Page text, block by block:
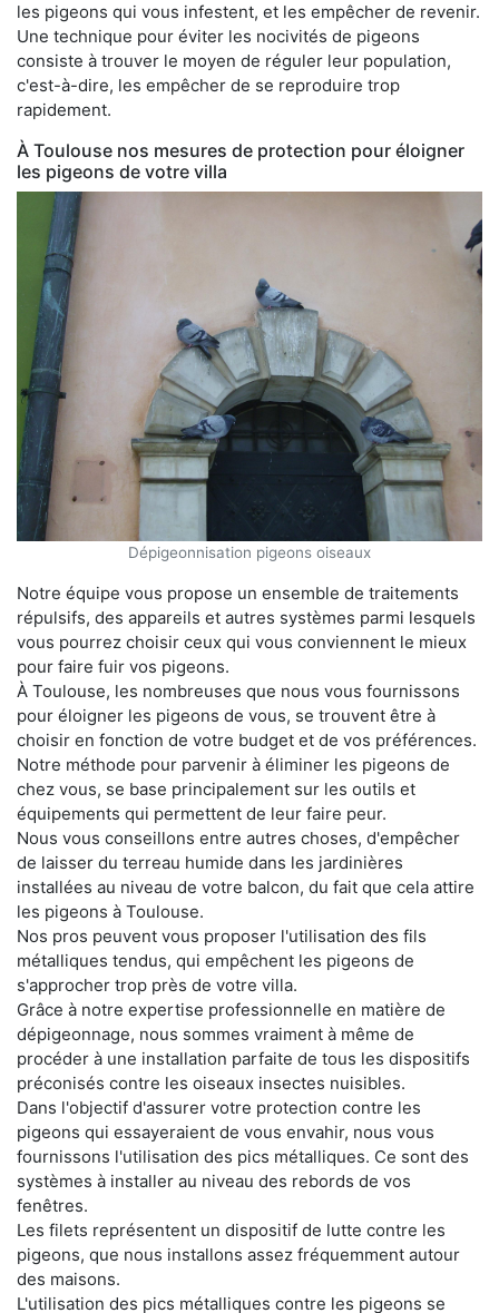
les pigeons qui vous infestent, et les empêcher de revenir.
Une technique pour éviter les nocivités de pigeons
consiste à trouver le moyen de réguler leur population,
c'est-à-dire, les empêcher de se reproduire trop
rapidement.
À Toulouse nos mesures de protection pour éloigner
les pigeons de votre villa
Dépigeonnisation pigeons oiseaux
Notre équipe vous propose un ensemble de traitements
répulsifs, des appareils et autres systèmes parmi lesquels
vous pourrez choisir ceux qui vous conviennent le mieux
pour faire fuir vos pigeons.
À Toulouse, les nombreuses que nous vous fournissons
pour éloigner les pigeons de vous, se trouvent être à
choisir en fonction de votre budget et de vos préférences.
Notre méthode pour parvenir à éliminer les pigeons de
chez vous, se base principalement sur les outils et
équipements qui permettent de leur faire peur.
Nous vous conseillons entre autres choses, d'empêcher
de laisser du terreau humide dans les jardinières
installées au niveau de votre balcon, du fait que cela attire
les pigeons à Toulouse.
Nos pros peuvent vous proposer l'utilisation des fils
métalliques tendus, qui empêchent les pigeons de
s'approcher trop près de votre villa.
Grâce à notre expertise professionnelle en matière de
dépigeonnage, nous sommes vraiment à même de
procéder à une installation parfaite de tous les dispositifs
préconisés contre les oiseaux insectes nuisibles.
Dans l'objectif d'assurer votre protection contre les
pigeons qui essayeraient de vous envahir, nous vous
fournissons l'utilisation des pics métalliques. Ce sont des
systèmes à installer au niveau des rebords de vos
fenêtres.
Les filets représentent un dispositif de lutte contre les
pigeons, que nous installons assez fréquemment autour
des maisons.
L'utilisation des pics métalliques contre les pigeons se